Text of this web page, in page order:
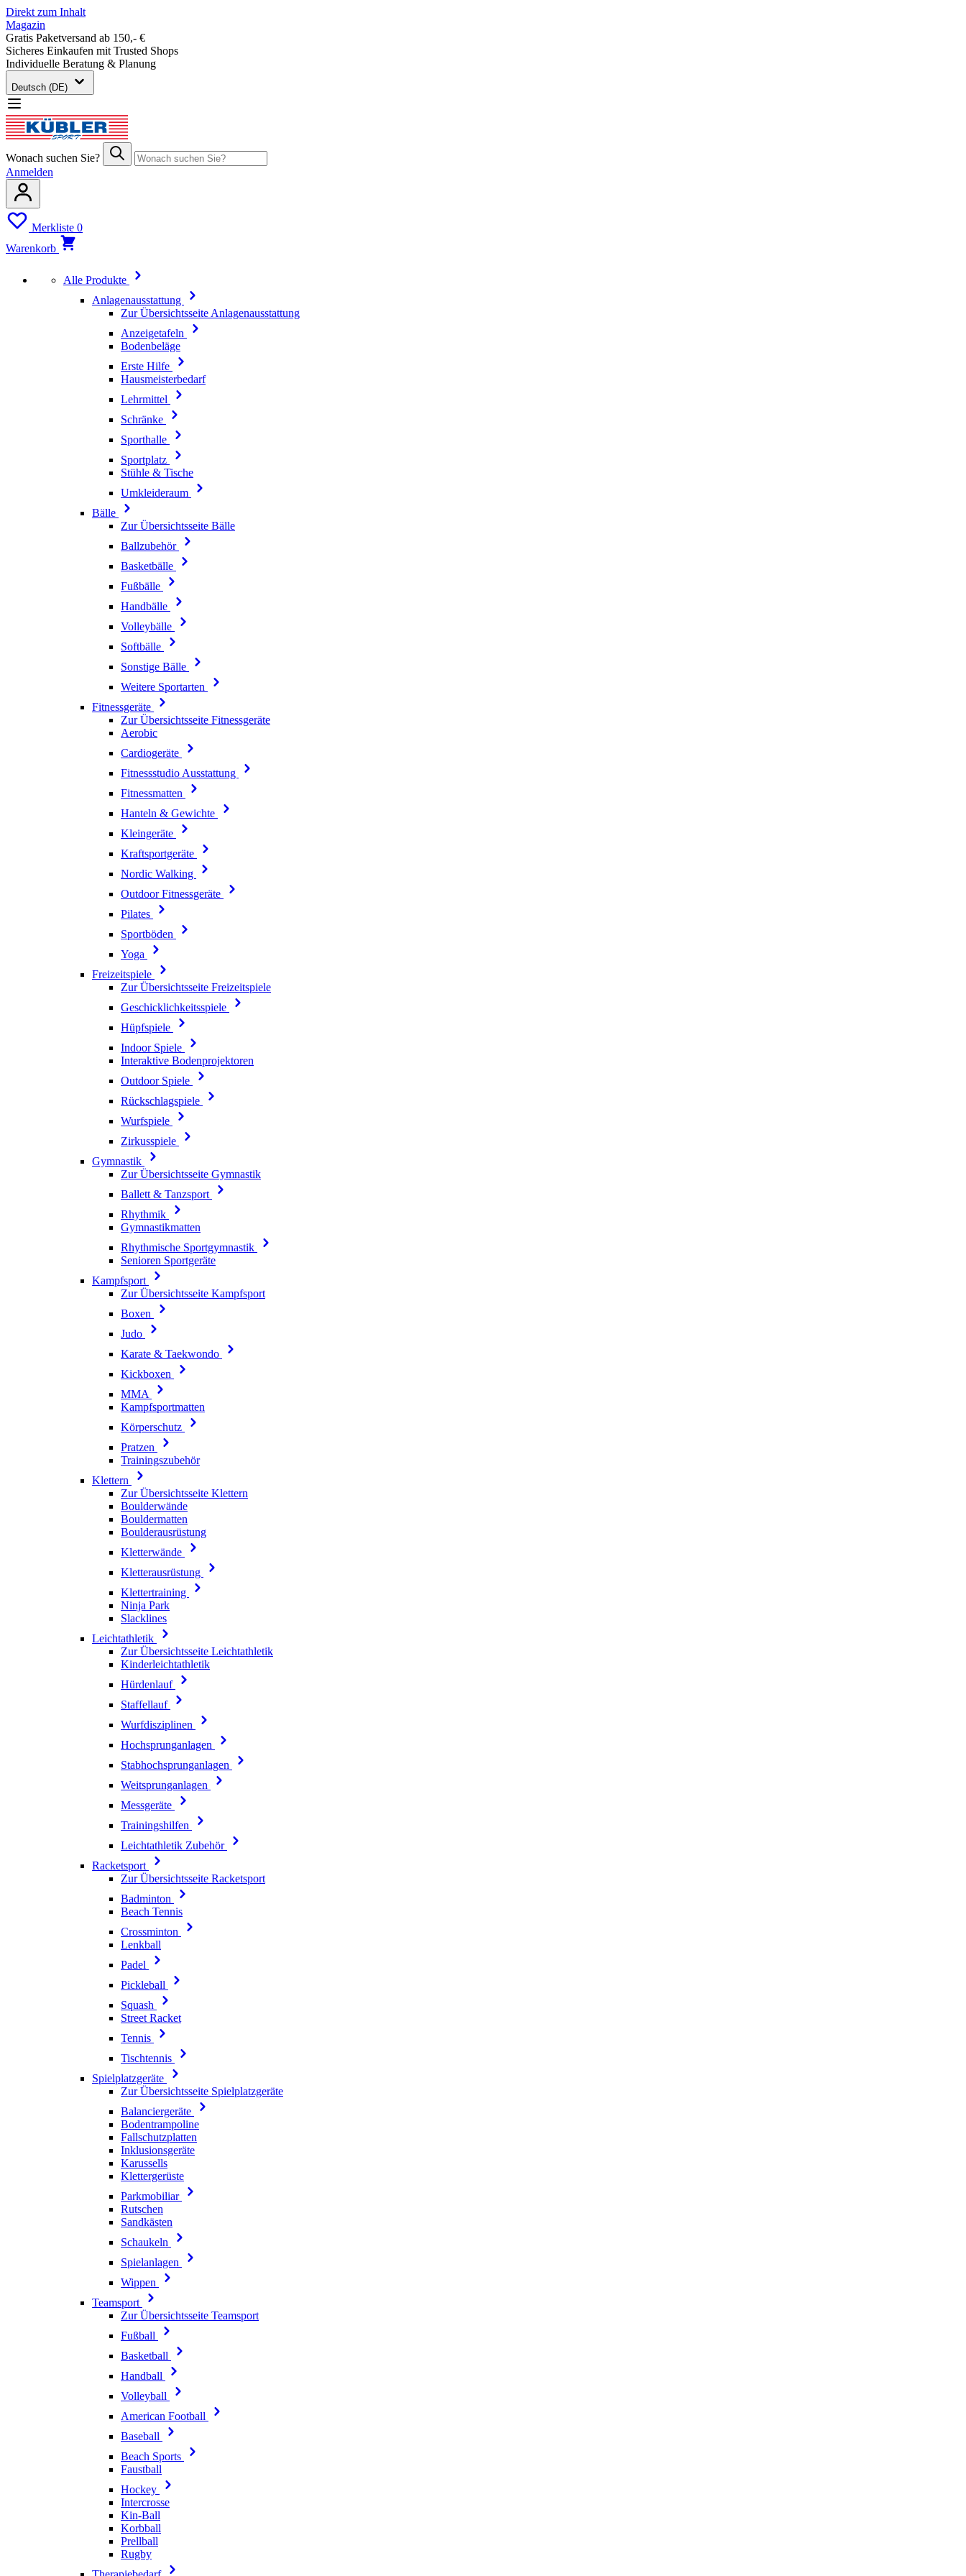
Direkt zum Inhalt
Magazin
Gratis Paketversand ab 150,- €
Sicheres Einkaufen mit Trusted Shops
Individuelle Beratung & Planung
Deutsch (DE)
Wonach suchen Sie?
Anmelden
Merkliste 0
Warenkorb
Alle Produkte
Anlagenausstattung
Zur Übersichtsseite Anlagenausstattung
Anzeigetafeln
Bodenbeläge
Erste Hilfe
Hausmeisterbedarf
Lehrmittel
Schränke
Sporthalle
Sportplatz
Stühle & Tische
Umkleideraum
Bälle
Zur Übersichtsseite Bälle
Ballzubehör
Basketbälle
Fußbälle
Handbälle
Volleybälle
Softbälle
Sonstige Bälle
Weitere Sportarten
Fitnessgeräte
Zur Übersichtsseite Fitnessgeräte
Aerobic
Cardiogeräte
Fitnessstudio Ausstattung
Fitnessmatten
Hanteln & Gewichte
Kleingeräte
Kraftsportgeräte
Nordic Walking
Outdoor Fitnessgeräte
Pilates
Sportböden
Yoga
Freizeitspiele
Zur Übersichtsseite Freizeitspiele
Geschicklichkeitsspiele
Hüpfspiele
Indoor Spiele
Interaktive Bodenprojektoren
Outdoor Spiele
Rückschlagspiele
Wurfspiele
Zirkusspiele
Gymnastik
Zur Übersichtsseite Gymnastik
Ballett & Tanzsport
Rhythmik
Gymnastikmatten
Rhythmische Sportgymnastik
Senioren Sportgeräte
Kampfsport
Zur Übersichtsseite Kampfsport
Boxen
Judo
Karate & Taekwondo
Kickboxen
MMA
Kampfsportmatten
Körperschutz
Pratzen
Trainingszubehör
Klettern
Zur Übersichtsseite Klettern
Boulderwände
Bouldermatten
Boulderausrüstung
Kletterwände
Kletterausrüstung
Klettertraining
Ninja Park
Slacklines
Leichtathletik
Zur Übersichtsseite Leichtathletik
Kinderleichtathletik
Hürdenlauf
Staffellauf
Wurfdisziplinen
Hochsprunganlagen
Stabhochsprunganlagen
Weitsprunganlagen
Messgeräte
Trainingshilfen
Leichtathletik Zubehör
Racketsport
Zur Übersichtsseite Racketsport
Badminton
Beach Tennis
Crossminton
Lenkball
Padel
Pickleball
Squash
Street Racket
Tennis
Tischtennis
Spielplatzgeräte
Zur Übersichtsseite Spielplatzgeräte
Balanciergeräte
Bodentrampoline
Fallschutzplatten
Inklusionsgeräte
Karussells
Klettergerüste
Parkmobiliar
Rutschen
Sandkästen
Schaukeln
Spielanlagen
Wippen
Teamsport
Zur Übersichtsseite Teamsport
Fußball
Basketball
Handball
Volleyball
American Football
Baseball
Beach Sports
Faustball
Hockey
Intercrosse
Kin-Ball
Korbball
Prellball
Rugby